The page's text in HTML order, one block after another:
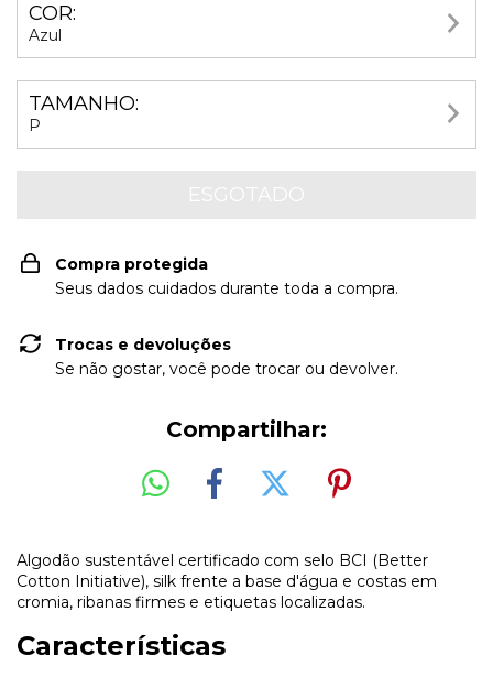
COR:
Azul
TAMANHO:
P
Compra protegida
Seus dados cuidados durante toda a compra.
Trocas e devoluções
Se não gostar, você pode trocar ou devolver.
Compartilhar:
Algodão sustentável certificado com selo BCI (Better
Cotton Initiative), silk frente a base d'água e costas em
cromia, ribanas firmes e etiquetas localizadas.
Características